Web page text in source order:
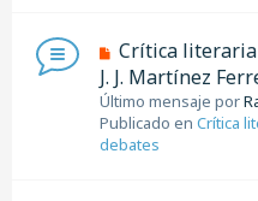
s
a
j
e
N
u
e
v
o
m
Crítica
J. J. Martínez
Último mensaje por
Publicado en Crítica
debates